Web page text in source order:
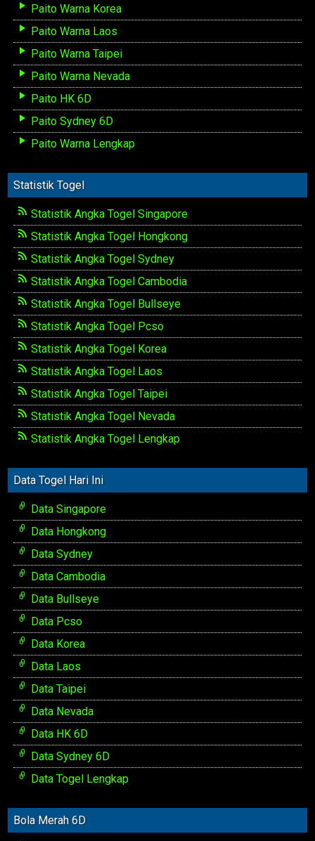
Paito Warna Korea
Paito Warna Laos
Paito Warna Taipei
Paito Warna Nevada
Paito HK 6D
Paito Sydney 6D
Paito Warna Lengkap
Statistik Togel
Statistik Angka Togel Singapore
Statistik Angka Togel Hongkong
Statistik Angka Togel Sydney
Statistik Angka Togel Cambodia
Statistik Angka Togel Bullseye
Statistik Angka Togel Pcso
Statistik Angka Togel Korea
Statistik Angka Togel Laos
Statistik Angka Togel Taipei
Statistik Angka Togel Nevada
Statistik Angka Togel Lengkap
Data Togel Hari Ini
Data Singapore
Data Hongkong
Data Sydney
Data Cambodia
Data Bullseye
Data Pcso
Data Korea
Data Laos
Data Taipei
Data Nevada
Data HK 6D
Data Sydney 6D
Data Togel Lengkap
Bola Merah 6D